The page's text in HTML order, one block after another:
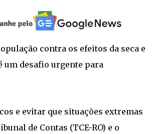
contra os efeitos da seca e
um desafio urgente para
e evitar que situações extremas
de Contas (TCE-RO) e o